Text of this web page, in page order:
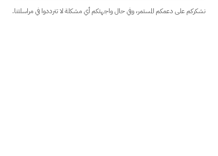
نشكركم على دعمكم المستمر، وفي حال واجهتكم أي مشكلة لا تترددوا في مراسلتنا.